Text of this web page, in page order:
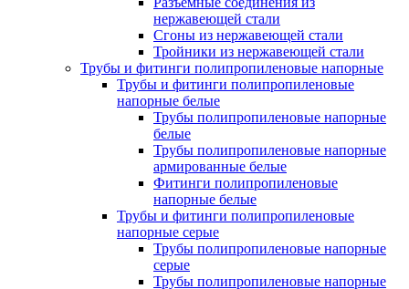
нержавеющей стали
Сгоны из нержавеющей стали
Тройники из нержавеющей стали
Трубы и фитинги полипропиленовые напорные
Трубы и фитинги полипропиленовые
напорные белые
Трубы полипропиленовые напорные
белые
Трубы полипропиленовые напорные
армированные белые
Фитинги полипропиленовые
напорные белые
Трубы и фитинги полипропиленовые
напорные серые
Трубы полипропиленовые напорные
серые
Трубы полипропиленовые напорные